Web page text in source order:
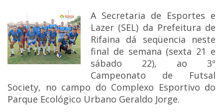
A Secretaria de Esportes e
Lazer (SEL) da Prefeitura de
Rifaina dá seqüencia neste
final de semana (sexta 21 e
sábado 22), ao 3º
Campeonato de Futsal
Society, no campo do Complexo Esportivo do
Parque Ecológico Urbano Geraldo Jorge.